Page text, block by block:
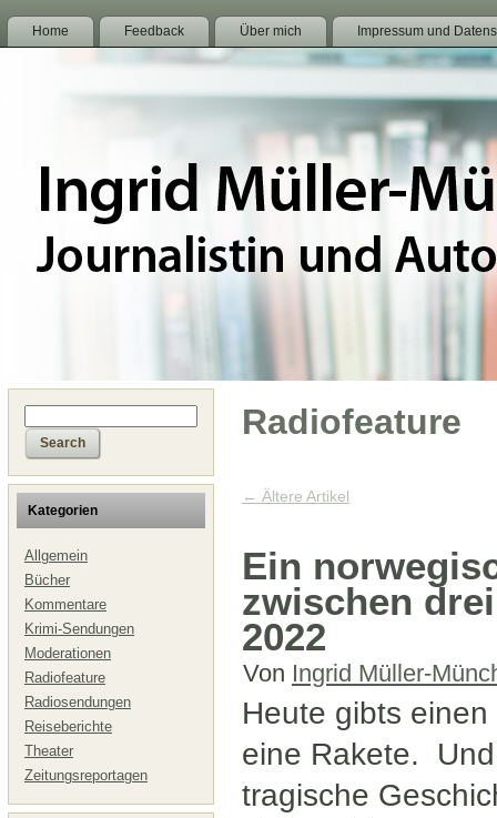
Home Feedback Über mich Impressum und
Kategorien
Allgemein
Bücher
Kommentare
Krimi-Sendungen
Moderationen
Radiofeature
Radiosendungen
Reiseberichte
Theater
Zeitungsreportagen
Radiofeature
← Ältere Artikel
Ein
zwischen
2022
Von Ingrid Müller-
Heute gibts
eine Rakete.
tragische